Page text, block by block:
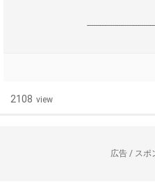
2108 view
広告 / スポ